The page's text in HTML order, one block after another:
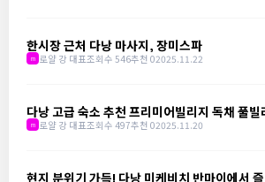
한시장 근처 다낭 마사지, 장미스파
m 로얄 강 대표 조회수 546추천 02025.11.22
다낭 고급 숙소 추천 프리미어빌리지 독채 풀빌
m 로얄 강 대표 조회수 497추천 02025.11.20
현지 분위기 가득! 다낭 미케비치 반마이에서